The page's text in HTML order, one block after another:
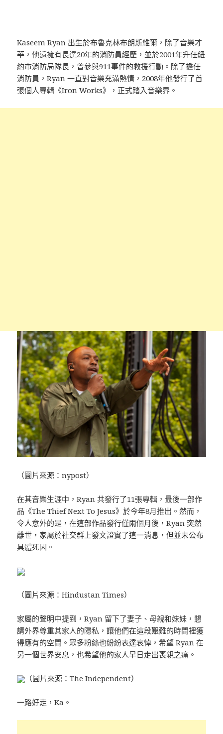
Kaseem Ryan 出生於布魯克林布朗斯維爾，除了音樂才
華，他還擁有長達20年的消防員經歷，並於2001年升任紐
約市消防局隊長，曾參與911事件的救援行動。除了擔任
消防員，Ryan 一直對音樂充滿熱情，2008年他發行了首
張個人專輯《Iron Works》，正式踏入音樂界。
（圖片來源：nypost）
在其音樂生涯中，Ryan 共發行了11張專輯，最後一部作
品《The Thief Next To Jesus》於今年8月推出。然而，
令人意外的是，在這部作品發行僅兩個月後，Ryan 突然
離世，家屬於社交群上發文證實了這一消息，但並未公布
具體死因。
（圖片來源：Hindustan Times）
家屬的聲明中提到，Ryan 留下了妻子、母親和妹妹，懇
請外界尊重其家人的隱私，讓他們在這段艱難的時間裡獲
得應有的空間。眾多粉絲也紛紛表達哀悼，希望 Ryan 在
另一個世界安息，也希望他的家人早日走出喪親之痛。
（圖片來源：The Independent）
一路好走，Ka。